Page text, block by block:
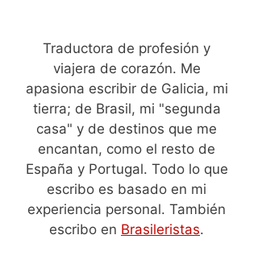
Traductora de profesión y
viajera de corazón. Me
apasiona escribir de Galicia, mi
tierra; de Brasil, mi "segunda
casa" y de destinos que me
encantan, como el resto de
España y Portugal. Todo lo que
escribo es basado en mi
experiencia personal. También
escribo en Brasileristas.